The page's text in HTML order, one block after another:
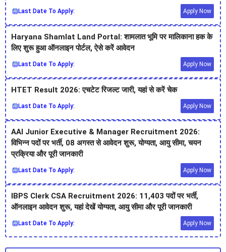
Last Date To Apply: Apply Now
Haryana Shamlat Land Portal: शामलात भूमि पर मालिकाना हक के
लिए शुरू हुआ ऑनलाइन पोर्टल, ऐसे करें आवेदन
Last Date To Apply: Apply Now
HTET Result 2026: एचटेट रिजल्ट जारी, यहां से करें चेक
Last Date To Apply: Apply Now
AAI Junior Executive & Manager Recruitment 2026:
विभिन्न पदों पर भर्ती, 08 अगस्त से आवेदन शुरू, योग्यता, आयु सीमा, चयन
प्रक्रिया और पूरी जानकारी
Last Date To Apply: Apply Now
IBPS Clerk CSA Recruitment 2026: 11,403 पदों पर भर्ती,
ऑनलाइन आवेदन शुरू, यहां देखें योग्यता, आयु सीमा और पूरी जानकारी
Last Date To Apply: Apply Now